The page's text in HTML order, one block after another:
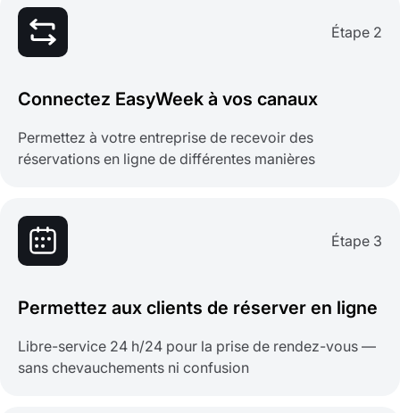
Étape 2
Connectez EasyWeek à vos canaux
Permettez à votre entreprise de recevoir des
réservations en ligne de différentes manières
Étape 3
Permettez aux clients de réserver en ligne
Libre-service 24 h/24 pour la prise de rendez-vous —
sans chevauchements ni confusion